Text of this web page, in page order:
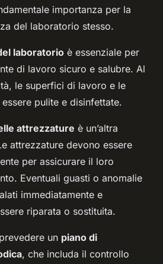
importanza per la
del laboratorio stesso.
laboratorio è essenziale per
di lavoro sicuro e salubre. Al
le superfici di lavoro e le
pulite e disinfettate.
attrezzature è un’altra
attrezzature devono essere
per assicurare il loro
Eventuali guasti o anomalie
immediatamente e
riparata o sostituita.
un piano di
, che includa il controllo